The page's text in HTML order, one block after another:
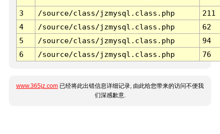
3 /source/class/jzmysql.class.php
211
4
/source/class/jzmysql.class.php
62
5
/source/class/jzmysql.class.php
94
6
/source/class/jzmysql.class.php 76
www.365jz.com 已经将此出错信息详细记录, 由此给您带来的访问不便我
们深感歉意.